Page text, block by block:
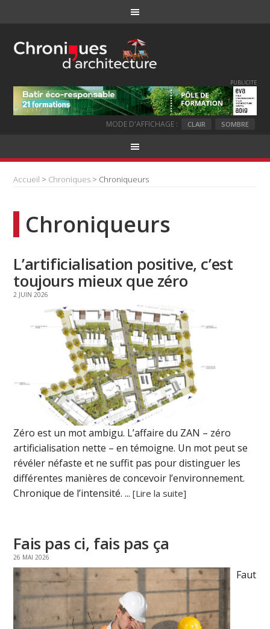
PUBLICITE
MODE D'AFFICHAGE : CLAIR SOMBRE
Accueil > Chroniques > Chroniqueurs
Chroniqueurs
L’artificialisation positive, c’est
toujours mieux que zéro
2 JUIN 2026
Zéro est un mot ambigu. L’affaire du ZAN – zéro
artificialisation nette – en témoigne. Un mot peut se
révéler néfaste et ne suffit pas pour distinguer les
différentes manières de concevoir l’environnement.
Chronique de l’intensité. ...[Lire la suite]
Fais pas ci, fais pas ça
26 MAI 2026
Faut